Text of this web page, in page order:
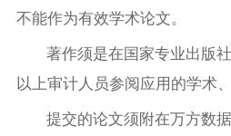
不能作为有效学术论文。
著作须是在国家专业出版
以上审计人员参阅应用的学术
提交的论文须附在万方数